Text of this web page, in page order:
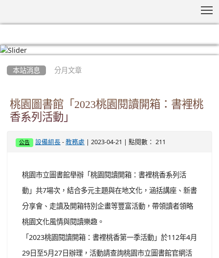
本站消息 分月文章
桃園圖書館「2023桃園閱讀開箱：書裡桃
香系列活動」
公告 設備組長 -教務處 | 2023-04-21 | 點閱數： 211
桃園市立圖書館舉辦「桃園閱讀開箱：書裡桃香系列活
動」共7場次，結合多元主題與在地文化，涵括講座、新書
分享會、走讀及開箱特別企畫等豐富活動，帶領讀者領略
桃園文化風情與閱讀樂趣。
「2023桃園閱讀開箱：書裡桃香第一季活動」於112年4月
29日至5月27日辦理，活動請查詢桃園市立圖書館官網活